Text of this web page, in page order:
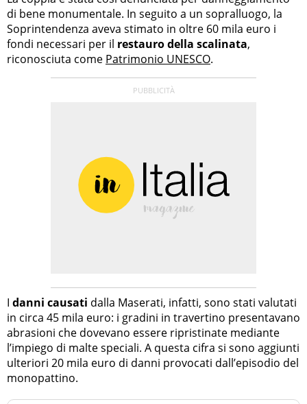
di bene monumentale. In seguito a un sopralluogo, la
Soprintendenza aveva stimato in oltre 60 mila euro i
fondi necessari per il restauro della scalinata,
riconosciuta come Patrimonio UNESCO.
I danni causati dalla Maserati, infatti, sono stati valutati
in circa 45 mila euro: i gradini in travertino presentavano
abrasioni che dovevano essere ripristinate mediante
l’impiego di malte speciali. A questa cifra si sono aggiunti
ulteriori 20 mila euro di danni provocati dall’episodio del
monopattino.